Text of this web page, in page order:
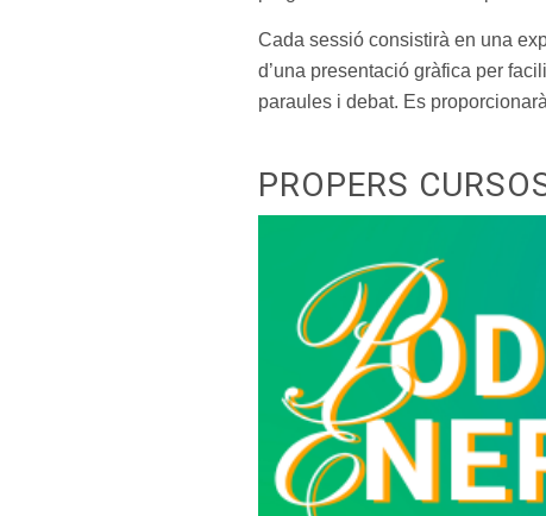
Cada sessió consistirà en una
d’una presentació gràfica per
paraules i debat. Es
PROPERS